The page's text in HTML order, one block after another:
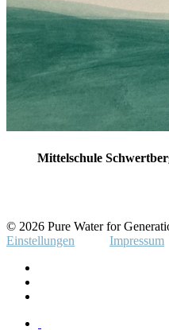
Mittelschule
© 2026 Pure Water for
Einstellungen
Impressum